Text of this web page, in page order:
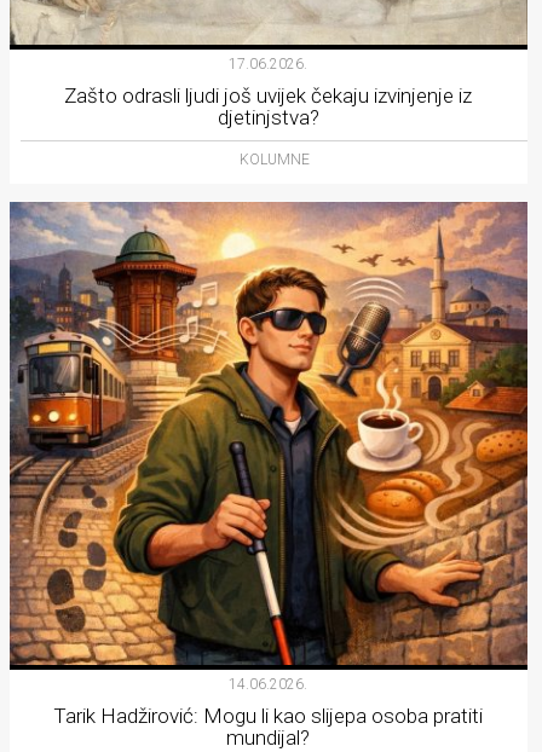
17.06.2026.
Zašto odrasli ljudi još uvijek čekaju izvinjenje iz
djetinjstva?
KOLUMNE
14.06.2026.
Tarik Hadžirović: Mogu li kao slijepa osoba pratiti
mundijal?